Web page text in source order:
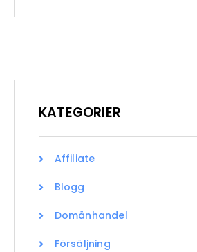
KATEGORIER
Affiliate
Blogg
Domänhandel
Försäljning